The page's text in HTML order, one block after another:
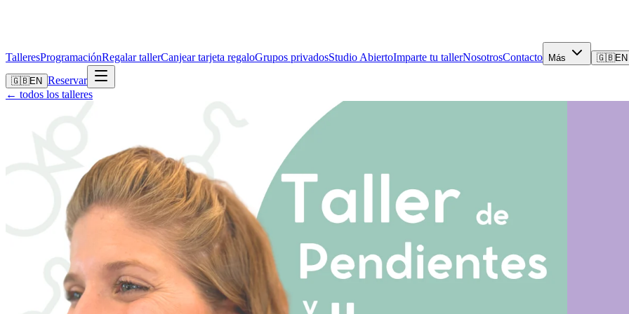
TalleresProgramaciónRegalar tallerCanjear tarjeta regaloGrupos privadosStudio AbiertoImparte tu tallerNosotrosContacto Más 🇬🇧EN
🇬🇧EN Reservar
← todos los talleres